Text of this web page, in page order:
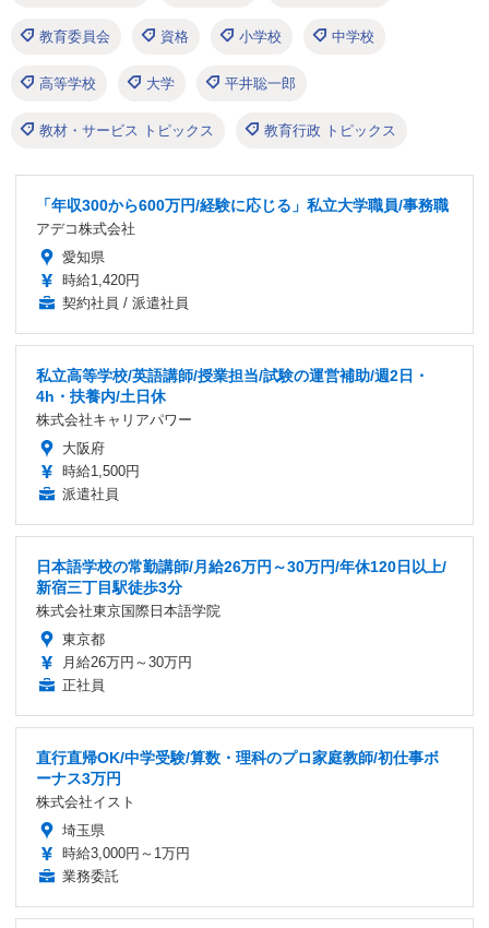
教育委員会 資格 小学校 中学校
高等学校 大学 平井聡一郎
教材・サービス トピックス 教育行政 トピックス
「年収300から600万円/経験に応じる」私立大学職員/事務職
アデコ株式会社
愛知県
時給1,420円
契約社員 / 派遣社員
私立高等学校/英語講師/授業担当/試験の運営補助/週2日・
4h・扶養内/土日休
株式会社キャリアパワー
大阪府
時給1,500円
派遣社員
日本語学校の常勤講師/月給26万円～30万円/年休120日以上/
新宿三丁目駅徒歩3分
株式会社東京国際日本語学院
東京都
月給26万円～30万円
正社員
直行直帰OK/中学受験/算数・理科のプロ家庭教師/初仕事ボ
ーナス3万円
株式会社イスト
埼玉県
時給3,000円～1万円
業務委託